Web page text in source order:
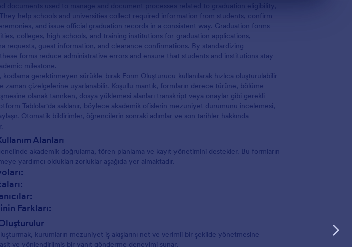
documents used to manage and document processes related to graduation eligibility,
help schools and universities collect required information from students, confirm
and issue official graduation records in a consistent way. Graduation forms
colleges, high schools, and training institutions for graduation applications,
requests, guest information, and clearance confirmations. By standardizing
forms reduce administrative errors and ensure that students and institutions stay
milestone.
gerektirmeyen sürükle-bırak Form Oluşturucu kullanılarak hızlıca oluşturulabilir
zaman çizelgelerine uyarlanabilir. Koşullu mantık, formların derece türüne, bölüme
olanak tanırken, dosya yüklemesi alanları transkript veya onaylar gibi gerekli
Tablolar'da saklanır, böylece akademik ofislerin mezuniyet durumunu incelemesi,
Otomatik bildirimler, öğrencilerin sonraki adımlar ve son tarihler hakkında
Alanları
akademik doğrulama, tören planlama ve kayıt yönetimini destekler. Bu formların
yardımcı oldukları zorluklar aşağıda yer almaktadır.
Farkları:
kurumların mezuniyet iş akışlarını net ve verimli bir şekilde yönetmesine
ve yönlendirilmiş bir yanıt gönderme deneyimi sunar.